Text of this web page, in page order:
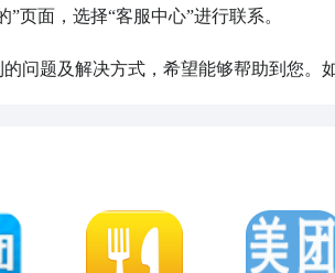
页面，选择“客服中心”进行联系。
问题及解决方式，希望能够帮助到您。